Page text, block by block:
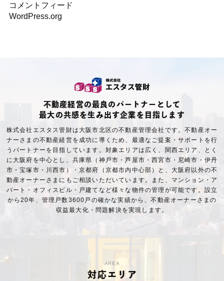
コメントフィード
WordPress.org
不動産経営の最良のパートナーとして
最大の共感を生み出す企業を目指します
株式会社エスタス管財は大阪市北区の不動産管理会社です。不動産オー
ナーさまの不動産経営を成功に導くため、最適なご提案・サポートを行
うパートナーを目指しています。対象エリアは広く、関西エリア、とく
に大阪府を中心とし、兵庫県（神戸市・芦屋市・西宮市・尼崎市・伊丹
市・宝塚市・川西市）・京都府（京都市内中心部）と、大阪府以外の不
動産オーナーさまにもご相談いただいています。また、マンション・ア
パート・オフィスビル・戸建てなど様々な物件の管理が可能です。設立
から20年、管理戸数3600戸の確かな実績から、不動産オーナーさまの
収益最大化・問題解決を実現します。
AREA
対応エリア